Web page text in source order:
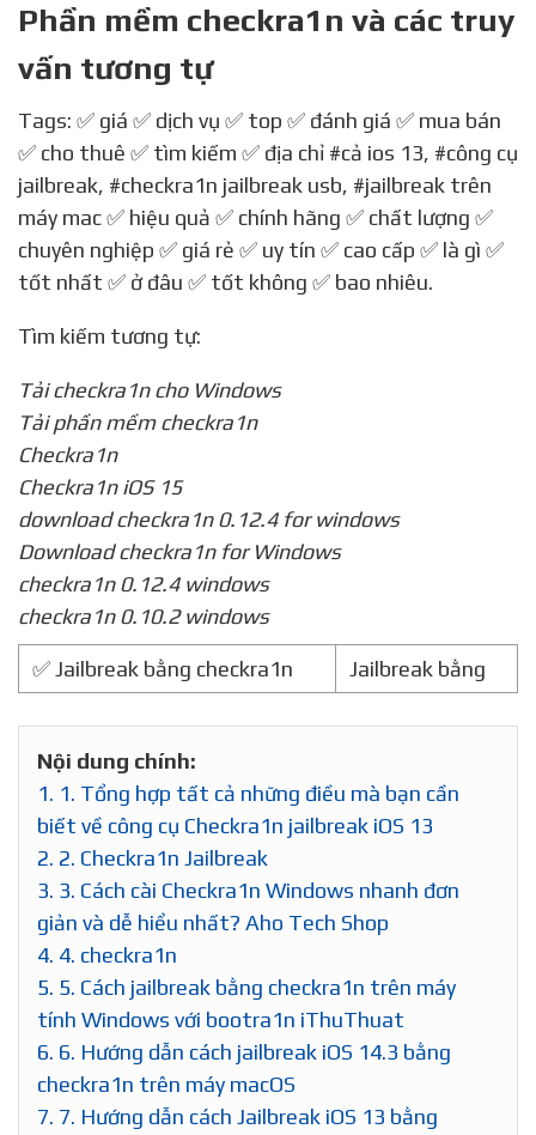
Phần mềm checkra1n và các truy
vấn tương tự
Tags: ✅ giá ✅ dịch vụ ✅ top ✅ đánh giá ✅ mua bán
✅ cho thuê ✅ tìm kiếm ✅ địa chỉ #cả ios 13, #công cụ
jailbreak, #checkra1n jailbreak usb, #jailbreak trên
máy mac✅ hiệu quả ✅ chính hãng ✅ chất lượng ✅
chuyên nghiệp ✅ giá rẻ ✅ uy tín ✅ cao cấp ✅ là gì ✅
tốt nhất ✅ ở đâu ✅ tốt không ✅ bao nhiêu.
Tìm kiếm tương tự:
Tải checkra1n cho Windows
Tải phần mềm checkra1n
Checkra1n
Checkra1n iOS 15
download checkra1n 0.12.4 for windows
Download checkra1n for Windows
checkra1n 0.12.4 windows
checkra1n 0.10.2 windows
✅ Jailbreak bằng checkra1n Jailbreak bằng
Nội dung chính:
1. 1. Tổng hợp tất cả những điều mà bạn cần
biết về công cụ Checkra1n jailbreak iOS 13
2. 2. Checkra1n Jailbreak
3. 3. Cách cài Checkra1n Windows nhanh đơn
giản và dễ hiểu nhất? Aho Tech Shop
4. 4. checkra1n
5. 5. Cách jailbreak bằng checkra1n trên máy
tính Windows với bootra1n iThuThuat
6. 6. Hướng dẫn cách jailbreak iOS 14.3 bằng
checkra1n trên máy macOS
7. 7. Hướng dẫn cách Jailbreak iOS 13 bằng